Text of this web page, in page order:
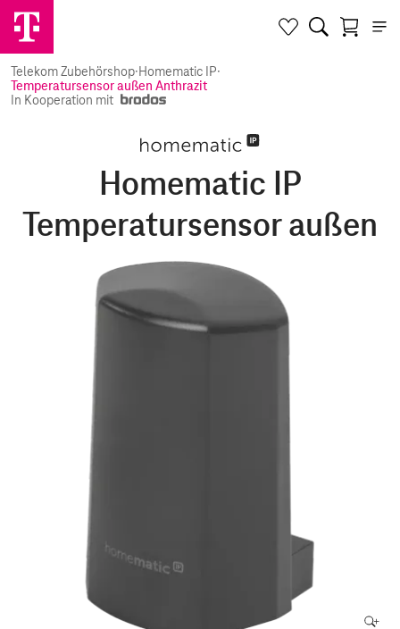
Telekom Zubehörshop·Homematic IP·
Temperatursensor außen Anthrazit
In Kooperation mit
Homematic IP
Temperatursensor außen